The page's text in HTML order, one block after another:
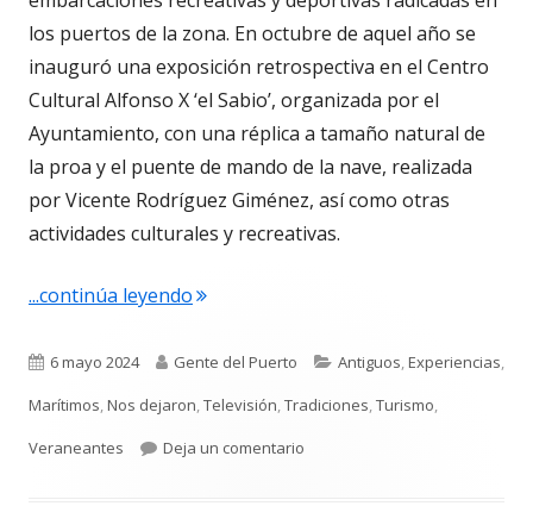
los puertos de la zona. En octubre de aquel año se
inauguró una exposición retrospectiva en el Centro
Cultural Alfonso X ‘el Sabio’, organizada por el
Ayuntamiento, con una réplica a tamaño natural de
la proa y el puente de mando de la nave, realizada
por Vicente Rodríguez Giménez, así como otras
actividades culturales y recreativas.
...continúa leyendo"Viaje conmemorativo: 75 aniversario
Publicado
el
6 mayo 2024 Autor
Gente del Puerto Categorías
Antiguos,Experiencias,
Marítimos,Nos dejaron,Televisión,Tradiciones,Turismo,
Veraneantes
Deja un comentario